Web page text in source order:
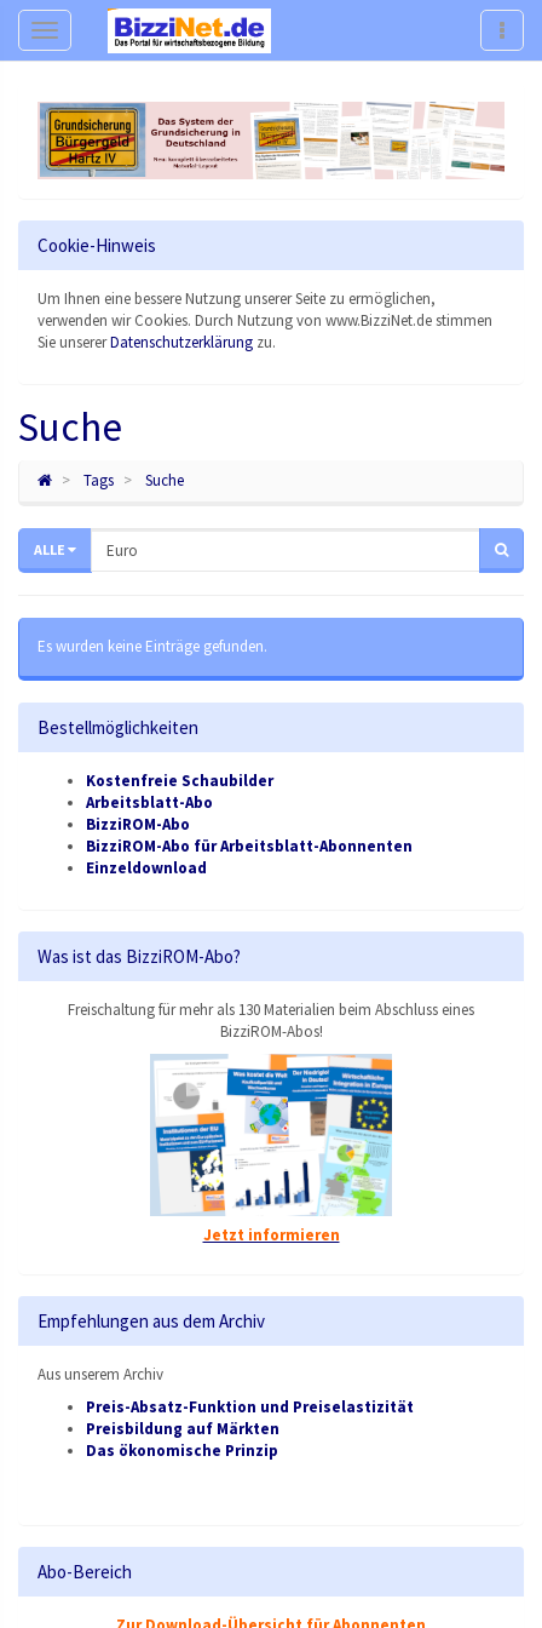
Navigation
Cookie-Hinweis
Um Ihnen eine bessere Nutzung unserer Seite zu ermöglichen,
verwenden wir Cookies. Durch Nutzung von www.BizziNet.de stimmen
Sie unsererDatenschutzerklärung zu.
Suche
Tags Suche
ALLE
Es wurden keine Einträge gefunden.
Bestellmöglichkeiten
Kostenfreie Schaubilder
Arbeitsblatt-Abo
BizziROM-Abo
BizziROM-Abo für Arbeitsblatt-Abonnenten
Einzeldownload
Was ist das BizziROM-Abo?
Freischaltung für mehr als 130 Materialien beim Abschluss eines
BizziROM-Abos!
Jetzt informieren
Empfehlungen aus dem Archiv
Aus unserem Archiv
Preis-Absatz-Funktion und Preiselastizität
Preisbildung auf Märkten
Das ökonomische Prinzip
Abo-Bereich